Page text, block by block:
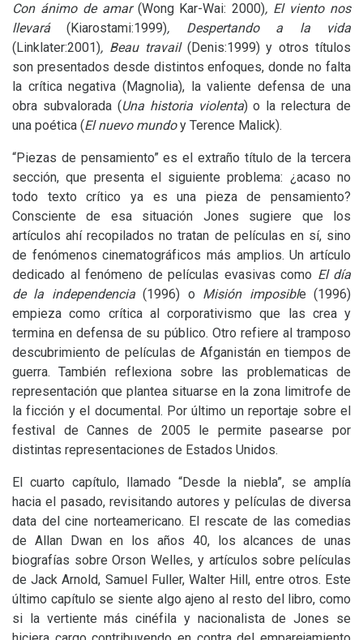
Con ánimo de amar(Wong Kar-Wai: 2000), El viento nos
llevará(Kiarostami:1999), Despertando a la vida
(Linklater:2001), Beau travail(Denis:1999) y otros títulos
son presentados desde distintos enfoques, donde no falta
la crítica negativa (Magnolia), la valiente defensa de una
obra subvalorada (Una historia violenta) o la relectura de
una poética (El nuevo mundoy Terence Malick).
“Piezas de pensamiento” es el extraño título de la tercera
sección, que presenta el siguiente problema: ¿acaso no
todo texto crítico ya es una pieza de pensamiento?
Consciente de esa situación Jones sugiere que los
artículos ahí recopilados no tratan de películas en sí, sino
de fenómenos cinematográficos más amplios. Un artículo
dedicado al fenómeno de películas evasivas como El día
de la independencia(1996) o Misión imposible (1996)
empieza como crítica al corporativismo que las crea y
termina en defensa de su público. Otro refiere al tramposo
descubrimiento de películas de Afganistán en tiempos de
guerra. También reflexiona sobre las problematicas de
representación que plantea situarse en la zona limitrofe de
la ficción y el documental. Por último un reportaje sobre el
festival de Cannes de 2005 le permite pasearse por
distintas representaciones de Estados Unidos.
El cuarto capítulo, llamado “Desde la niebla”, se amplía
hacia el pasado, revisitando autores y películas de diversa
data del cine norteamericano. El rescate de las comedias
de Allan Dwan en los años 40, los alcances de unas
biografías sobre Orson Welles, y artículos sobre películas
de Jack Arnold, Samuel Fuller, Walter Hill, entre otros. Este
último capítulo se siente algo ajeno al resto del libro, como
si la vertiente más cinéfila y nacionalista de Jones se